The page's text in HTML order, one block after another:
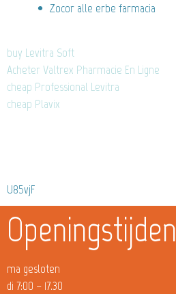
Zocor alle erbe farmacia
buy Levitra Soft
Acheter Valtrex Pharmacie En Ligne
cheap Professional Levitra
cheap Plavix
U85vjF
Openingstijden
ma gesloten
di 7:00 – 17.30